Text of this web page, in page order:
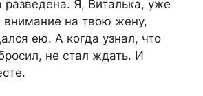
разведена. Я, Виталька, уже
внимание на твою жену,
ею. А когда узнал, что
не стал ждать. И